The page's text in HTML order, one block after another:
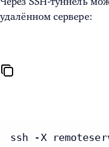
удалённом сервере:
ssh -X